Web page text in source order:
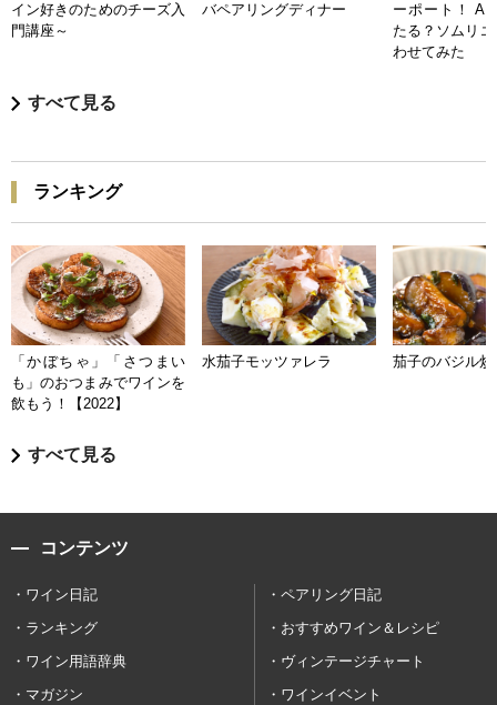
イン好きのためのチーズ入
門講座～
バペアリングディナー
ーポート！ AI
たる？ソムリ
わせてみた
すべて見る
ランキング
「かぼちゃ」「さつまい
も」のおつまみでワインを
飲もう！【2022】
水茄子モッツァレラ 茄子のバジル炒
すべて見る
コンテンツ
ワイン日記
ペアリング日記
ランキング
おすすめワイン＆レシピ
ワイン用語辞典
ヴィンテージチャート
マガジン
ワインイベント